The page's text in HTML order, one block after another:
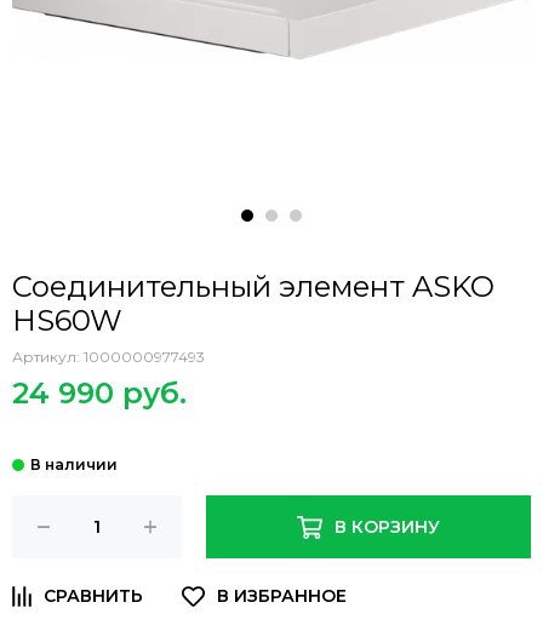
Соединительный элемент ASKO
HS60W
Артикул: 1000000977493
24 990 руб.
В КОРЗИНУ